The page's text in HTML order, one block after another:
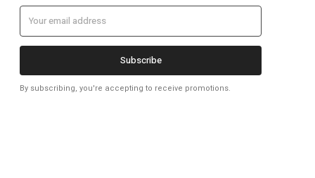
Subscribe
By subscribing, you're accepting to receive promotions.